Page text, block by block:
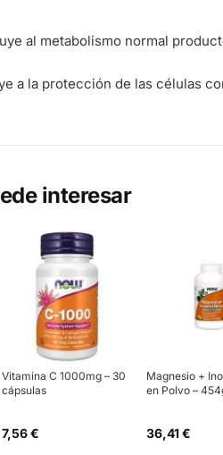
al metabolismo normal
a la protección de las células
interesar
Vitamina C 1000mg – 30
cápsulas
7,56 €
Magnesio +
en Polvo –
36,41 €